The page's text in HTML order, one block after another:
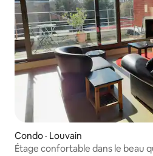
Condo · Louvain
Étage confortable dans le beau